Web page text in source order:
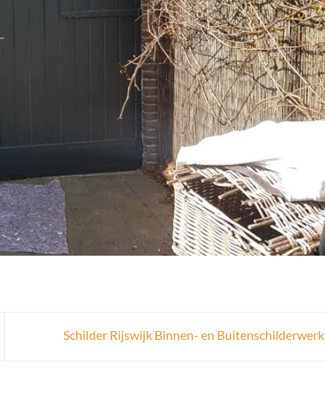
Schilder Rijswijk Binnen- en Buitenschilderwerk